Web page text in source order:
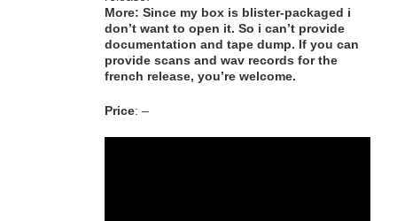
More: Since my box is blister-packaged i
don’t want to open it. So i can’t provide
documentation and tape dump. If you can
provide scans and wav records for the
french release, you’re welcome.
Price: –